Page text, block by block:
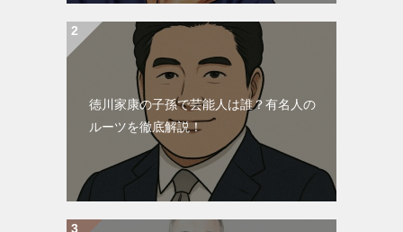
徳川家康の子孫で芸能人は誰？有名人の
ルーツを徹底解説！